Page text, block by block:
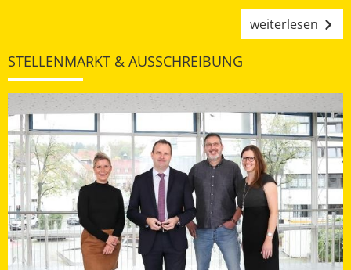
weiterlesen
STELLENMARKT & AUSSCHREIBUNG